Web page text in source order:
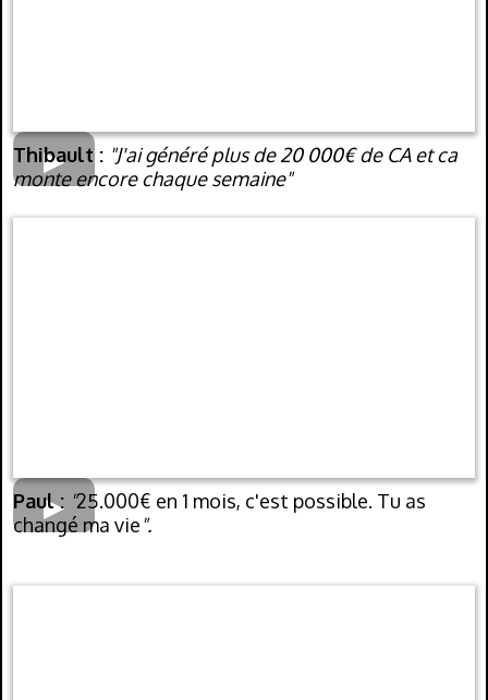
Thibault : "J'ai généré plus de 20 000€ de CA et ca
monte encore chaque semaine"
Paul : "25.000€ en 1 mois, c'est possible. Tu as
changé ma vie".